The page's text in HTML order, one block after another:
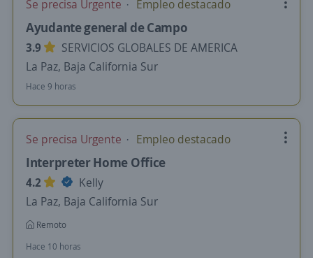
Se precisa Urgente Empleo destacado
Ayudante general de Campo
3.9
SERVICIOS GLOBALES DE AMERICA
La Paz, Baja California Sur
Hace 9 horas
Se precisa Urgente Empleo destacado
Interpreter Home Office
4.2
Kelly
La Paz, Baja California Sur
Remoto
Hace 10 horas